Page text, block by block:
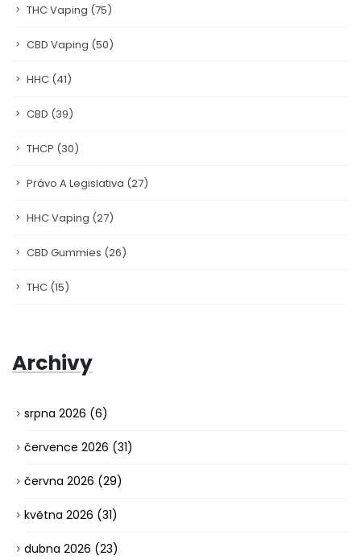
THC Vaping (75)
CBD Vaping (50)
HHC (41)
CBD (39)
THCP (30)
Právo A Legislativa (27)
HHC Vaping (27)
CBD Gummies (26)
THC (15)
Archivy
srpna 2026 (6)
července 2026 (31)
června 2026 (29)
května 2026 (31)
dubna 2026 (23)